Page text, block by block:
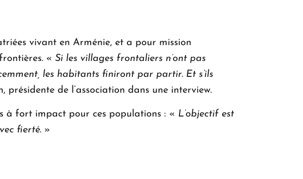
vivant en Arménie, et a pour mission
« Si les villages frontaliers n’ont pas
les habitants finiront par partir. Et s’ils
de l’association dans une interview.
à fort impact pour ces populations : « L’objectif est
fierté. »